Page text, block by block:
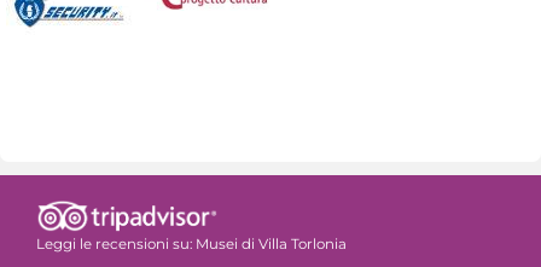
Leggi le recensioni su: Musei di Villa Torlonia